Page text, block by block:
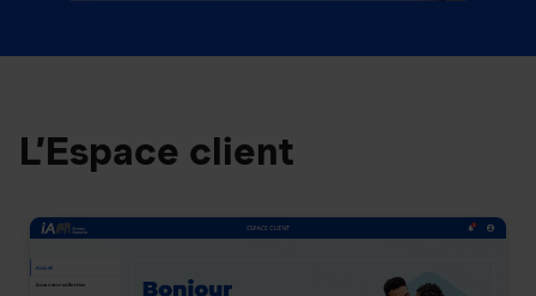
L’Espace client